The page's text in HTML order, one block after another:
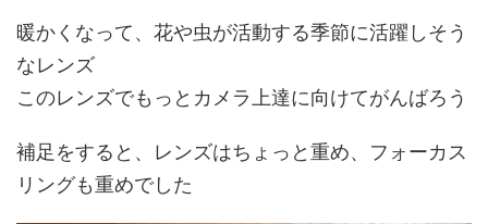
暖かくなって、花や虫が活動する季節に活躍しそう
なレンズ
このレンズでもっとカメラ上達に向けてがんばろう
補足をすると、レンズはちょっと重め、フォーカス
リングも重めでした